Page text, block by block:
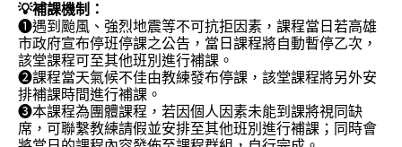
💡補課機制：
❶遇到颱風、強烈地震等不可抗拒因素，課程當日若高雄
市政府宣布停班停課之公告，當日課程將自動暫停乙次，
該堂課程可至其他班別進行補課。
❷課程當天氣候不佳由教練發布停課，該堂課程將另外安
排補課時間進行補課。
❸本課程為團體課程，若因個人因素未能到課將視同缺
席，可聯繫教練請假並安排至其他班別進行補課；同時會